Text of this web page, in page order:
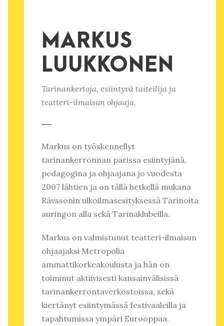
MARKUS
LUUKKONEN
Tarinankertoja, esiintyvä taiteilija ja
teatteri-ilmaisun ohjaaja.
Markus on työskennellyt
tarinankerronnan parissa esiintyjänä,
pedagogina ja ohjaajana jo vuodesta
2007 lähtien ja on tällä hetkellä mukana
Rävssonin ulkoilmasesityksessä Tarinoita
auringon alla sekä Tarinaklubeilla.
Markus on valmistunut teatteri-ilmaisun
ohjaajaksi Metropolia
ammattikorkeakoulusta ja hän on
toiminut aktiivisesti kansainvälisissä
tarinankerrontaverkostoissa, sekä
kiertänyt esiintymässä festivaaleilla ja
tapahtumissa ympäri Eurooppaa.